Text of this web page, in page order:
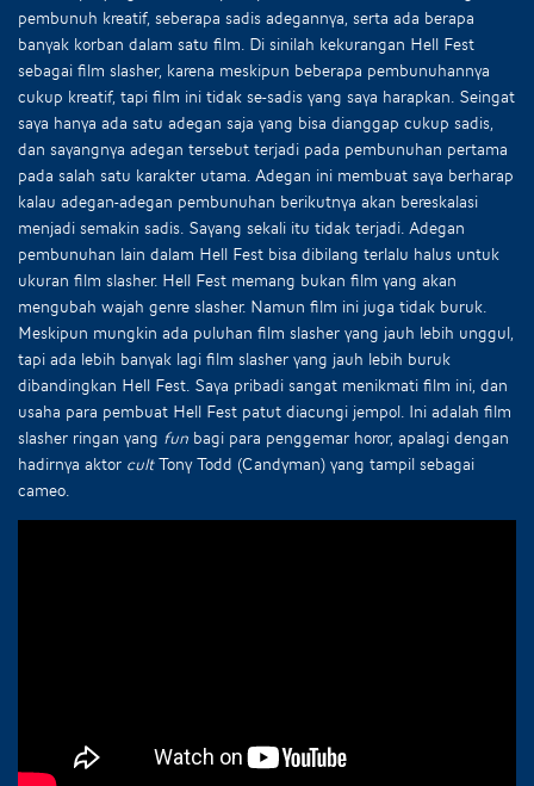
pembunuh kreatif, seberapa sadis adegannya, serta ada berapa
banyak korban dalam satu film. Di sinilah kekurangan Hell Fest
sebagai film slasher, karena meskipun beberapa pembunuhannya
cukup kreatif, tapi film ini tidak se-sadis yang saya harapkan. Seingat
saya hanya ada satu adegan saja yang bisa dianggap cukup sadis,
dan sayangnya adegan tersebut terjadi pada pembunuhan pertama
pada salah satu karakter utama. Adegan ini membuat saya berharap
kalau adegan-adegan pembunuhan berikutnya akan bereskalasi
menjadi semakin sadis. Sayang sekali itu tidak terjadi. Adegan
pembunuhan lain dalam Hell Fest bisa dibilang terlalu halus untuk
ukuran film slasher. Hell Fest memang bukan film yang akan
mengubah wajah genre slasher. Namun film ini juga tidak buruk.
Meskipun mungkin ada puluhan film slasher yang jauh lebih unggul,
tapi ada lebih banyak lagi film slasher yang jauh lebih buruk
dibandingkan Hell Fest. Saya pribadi sangat menikmati film ini, dan
usaha para pembuat Hell Fest patut diacungi jempol. Ini adalah film
slasher ringan yang fun bagi para penggemar horor, apalagi dengan
hadirnya aktor cultTony Todd (Candyman) yang tampil sebagai
cameo.